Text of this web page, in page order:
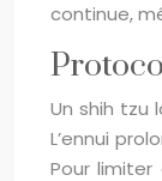
continue,
Un shih tzu
L’ennui
Pour